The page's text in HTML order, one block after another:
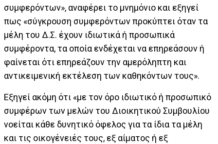
συμφερόντων», αναφέρει το μνημόνιο και εξηγεί
πως «σύγκρουση συμφερόντων προκύπτει όταν τα
μέλη του Δ.Σ. έχουν ιδιωτικά ή προσωπικά
συμφέροντα, τα οποία ενδέχεται να επηρεάσουν ή
φαίνεται ότι επηρεάζουν την αμερόληπτη και
αντικειμενική εκτέλεση των καθηκόντων τους».
Εξηγεί ακόμη ότι «με τον όρο ιδιωτικό ή προσωπικό
συμφέρων των μελών του Διοικητικού Συμβουλίου
νοείται κάθε δυνητικό όφελος για τα ίδια τα μέλη
και τις οικογένειές τους, εξ αίματος ή εξ